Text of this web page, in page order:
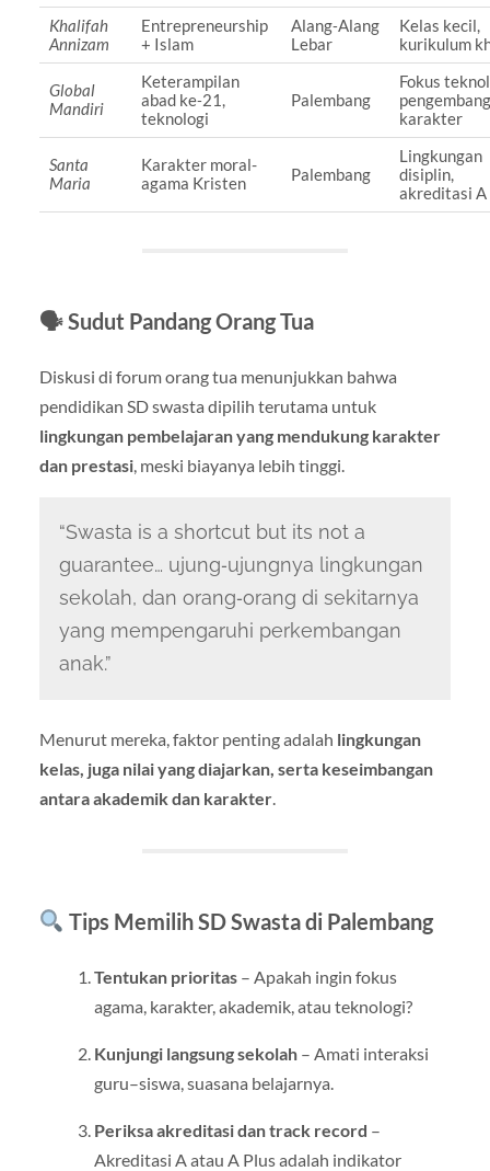
Khalifah
Annizam
Entrepreneurship
+ Islam
Alang‑Alang
Lebar
Kelas kecil,
kurikulum
Global
Mandiri
Keterampilan
abad ke‑21,
teknologi
Palembang
Fokus
karakter
Santa
Maria
Karakter moral-
agama Kristen
Palembang
Lingkungan
disiplin,
akreditasi A
🗣 Sudut Pandang Orang Tua
Diskusi di forum orang tua menunjukkan bahwa
pendidikan SD swasta dipilih terutama untuk
lingkungan pembelajaran yang mendukung karakter
dan prestasi, meski biayanya lebih tinggi
“Swasta is a shortcut but its not a
guarantee… ujung‑ujungnya lingkungan
sekolah, dan orang‑orang di sekitarnya
yang mempengaruhi perkembangan
anak.”
Menurut mereka, faktor penting adalah lingkungan
kelas, juga nilai yang diajarkan, serta keseimbangan
antara akademik dan karakter.
Tips Memilih SD Swasta di Palembang
Tentukan prioritas– Apakah ingin fokus
agama, karakter, akademik, atau teknologi?
Kunjungi langsung sekolah– Amati interaksi
guru–siswa, suasana belajarnya.
Periksa akreditasi dan track record –
Akreditasi A atau A Plus adalah indikator